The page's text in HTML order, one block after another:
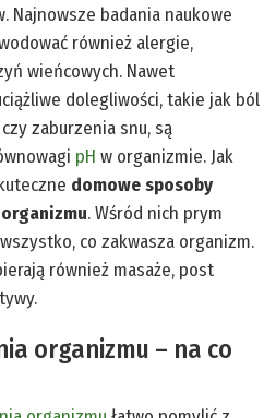
Najnowsze badania naukowe
również alergie,
wieńcowych. Nawet
dolegliwości, takie jak ból
zaburzenia snu, są
pH w organizmie. Jak
domowe sposoby
. Wśród nich prym
co zakwasza organizm.
również masaże, post
organizmu – na co